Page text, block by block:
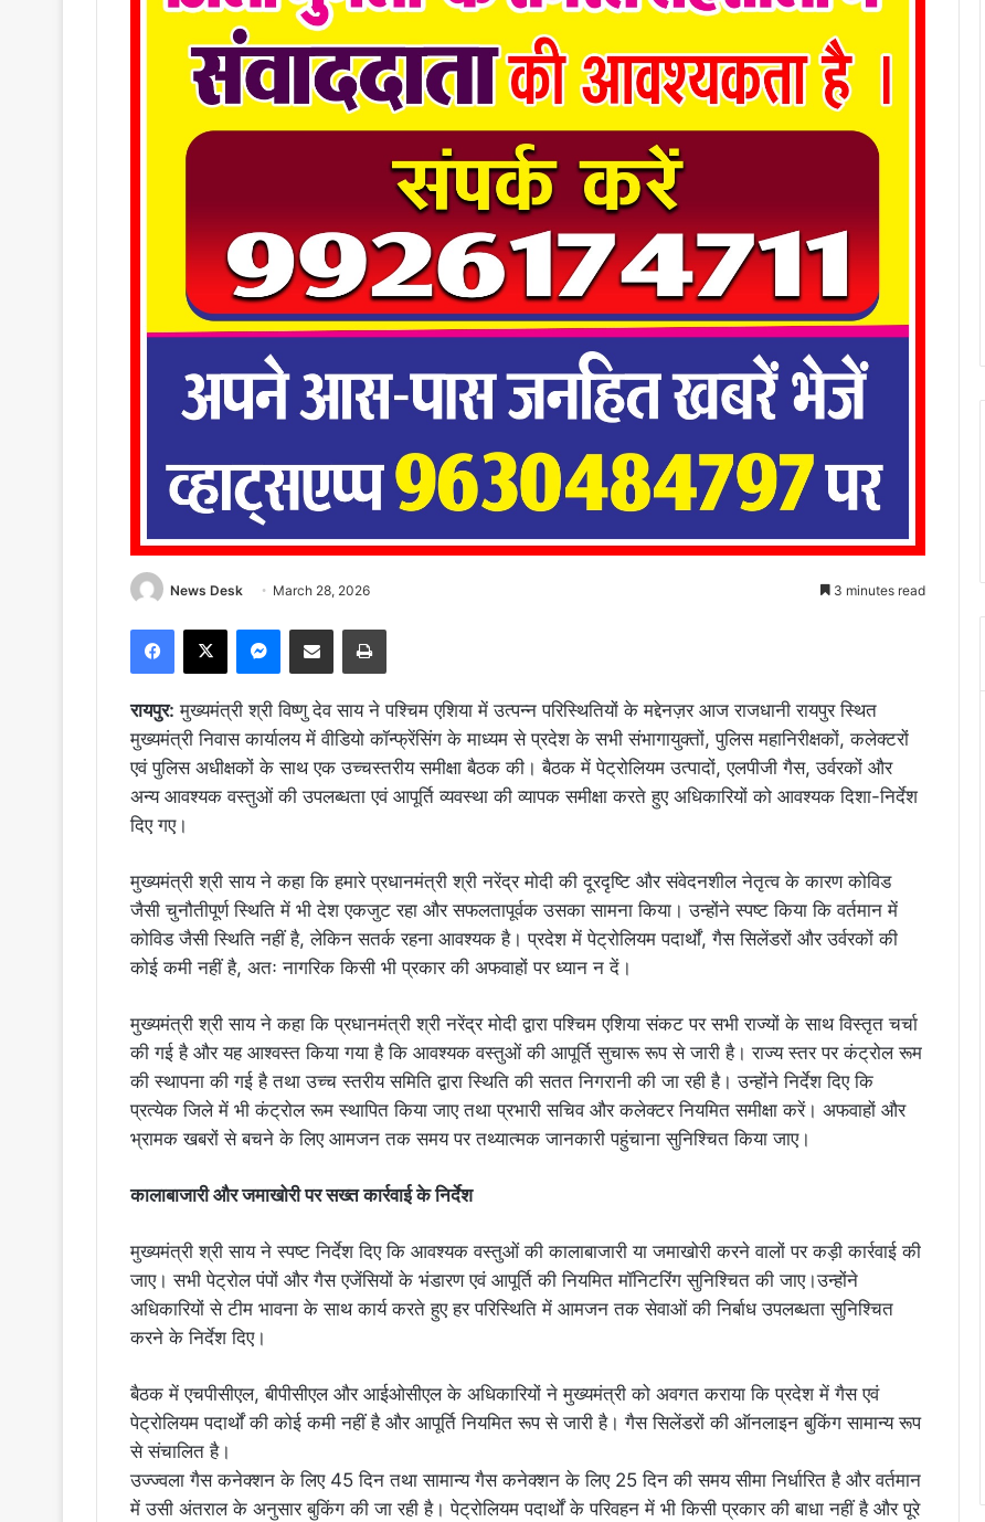
News Desk March 28, 2026 3 minutes read
Facebook
X Messenger
Share via Email Print
रायपुर: मुख्यमंत्री श्री विष्णु देव साय ने पश्चिम एशिया में उत्पन्न परिस्थितियों के मद्देनज़र आज राजधानी रायपुर स्थित
मुख्यमंत्री निवास कार्यालय में वीडियो कॉन्फ्रेंसिंग के माध्यम से प्रदेश के सभी संभागायुक्तों, पुलिस महानिरीक्षकों, कलेक्टरों
एवं पुलिस अधीक्षकों के साथ एक उच्चस्तरीय समीक्षा बैठक की। बैठक में पेट्रोलियम उत्पादों, एलपीजी गैस, उर्वरकों और
अन्य आवश्यक वस्तुओं की उपलब्धता एवं आपूर्ति व्यवस्था की व्यापक समीक्षा करते हुए अधिकारियों को आवश्यक दिशा-निर्देश
दिए गए।
मुख्यमंत्री श्री साय ने कहा कि हमारे प्रधानमंत्री श्री नरेंद्र मोदी की दूरदृष्टि और संवेदनशील नेतृत्व के कारण कोविड
जैसी चुनौतीपूर्ण स्थिति में भी देश एकजुट रहा और सफलतापूर्वक उसका सामना किया। उन्होंने स्पष्ट किया कि वर्तमान में
कोविड जैसी स्थिति नहीं है, लेकिन सतर्क रहना आवश्यक है। प्रदेश में पेट्रोलियम पदार्थों, गैस सिलेंडरों और उर्वरकों की
कोई कमी नहीं है, अतः नागरिक किसी भी प्रकार की अफवाहों पर ध्यान न दें।
मुख्यमंत्री श्री साय ने कहा कि प्रधानमंत्री श्री नरेंद्र मोदी द्वारा पश्चिम एशिया संकट पर सभी राज्यों के साथ विस्तृत चर्चा
की गई है और यह आश्वस्त किया गया है कि आवश्यक वस्तुओं की आपूर्ति सुचारू रूप से जारी है। राज्य स्तर पर कंट्रोल रूम
की स्थापना की गई है तथा उच्च स्तरीय समिति द्वारा स्थिति की सतत निगरानी की जा रही है। उन्होंने निर्देश दिए कि
प्रत्येक जिले में भी कंट्रोल रूम स्थापित किया जाए तथा प्रभारी सचिव और कलेक्टर नियमित समीक्षा करें। अफवाहों और
भ्रामक खबरों से बचने के लिए आमजन तक समय पर तथ्यात्मक जानकारी पहुंचाना सुनिश्चित किया जाए।
कालाबाजारी और जमाखोरी पर सख्त कार्रवाई के निर्देश
मुख्यमंत्री श्री साय ने स्पष्ट निर्देश दिए कि आवश्यक वस्तुओं की कालाबाजारी या जमाखोरी करने वालों पर कड़ी कार्रवाई की
जाए। सभी पेट्रोल पंपों और गैस एजेंसियों के भंडारण एवं आपूर्ति की नियमित मॉनिटरिंग सुनिश्चित की जाए।उन्होंने
अधिकारियों से टीम भावना के साथ कार्य करते हुए हर परिस्थिति में आमजन तक सेवाओं की निर्बाध उपलब्धता सुनिश्चित
करने के निर्देश दिए।
बैठक में एचपीसीएल, बीपीसीएल और आईओसीएल के अधिकारियों ने मुख्यमंत्री को अवगत कराया कि प्रदेश में गैस एवं
पेट्रोलियम पदार्थों की कोई कमी नहीं है और आपूर्ति नियमित रूप से जारी है। गैस सिलेंडरों की ऑनलाइन बुकिंग सामान्य रूप
से संचालित है।
उज्ज्वला गैस कनेक्शन के लिए 45 दिन तथा सामान्य गैस कनेक्शन के लिए 25 दिन की समय सीमा निर्धारित है और वर्तमान
में उसी अंतराल के अनुसार बुकिंग की जा रही है। पेट्रोलियम पदार्थों के परिवहन में भी किसी प्रकार की बाधा नहीं है और पूरे